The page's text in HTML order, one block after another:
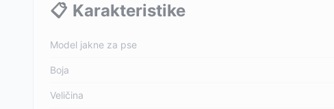
📋 Karakteristike
Model jakne za pse
Boja
Veličina